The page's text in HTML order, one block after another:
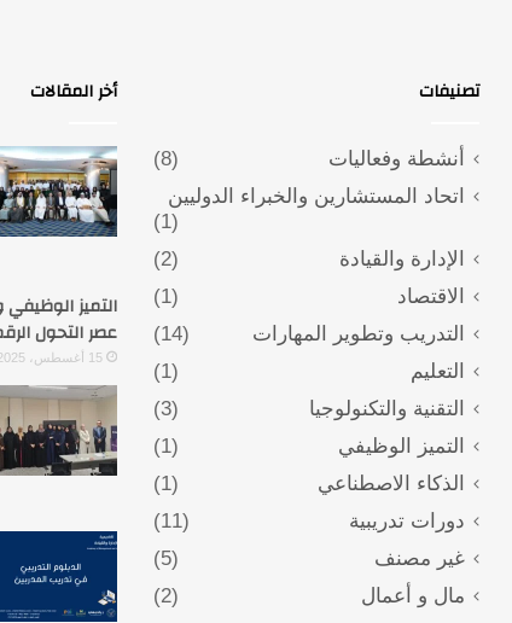
تصنيفات
أنشطة وفعاليات
(8)
اتحاد المستشارين والخبراء الدوليين
(1)
الإدارة والقيادة
(2)
الاقتصاد
(1)
التدريب وتطوير المهارات
(14)
التعليم
(1)
التقنية والتكنولوجيا
(3)
التميز الوظيفي
(1)
الذكاء الاصطناعي
(1)
دورات تدريبية
(11)
غير مصنف
(5)
مال و أعمال
(2)
أخر المقالات
التميز
عصر التحول
15 أغسطس، 2025